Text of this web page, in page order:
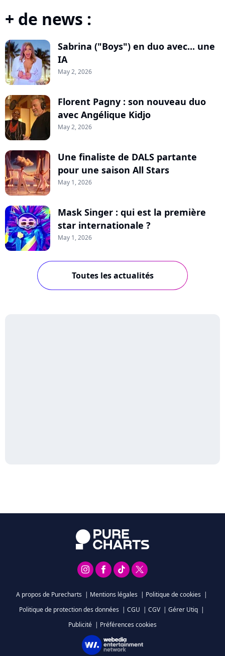
+ de news :
Sabrina ("Boys") en duo avec... une
IA
May 2, 2026
Florent Pagny : son nouveau duo
avec Angélique Kidjo
May 2, 2026
Une finaliste de DALS partante
pour une saison All Stars
May 1, 2026
Mask Singer : qui est la première
star internationale ?
May 1, 2026
Toutes les actualités
A propos de Purecharts | Mentions légales | Politique de cookies |
Politique de protection des données | CGU | CGV | Gérer Utiq |
Publicité | Préférences cookies